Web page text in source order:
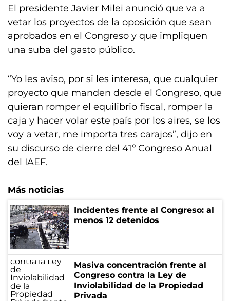
El presidente Javier Milei anunció que va a
vetar los proyectos de la oposición que sean
aprobados en el Congreso y que impliquen
una suba del gasto público.
“Yo les aviso, por si les interesa, que cualquier
proyecto que manden desde el Congreso, que
quieran romper el equilibrio fiscal, romper la
caja y hacer volar este país por los aires, se los
voy a vetar, me importa tres carajos”, dijo en
su discurso de cierre del 41º Congreso Anual
del IAEF.
Más noticias
Incidentes frente al Congreso: al
menos 12 detenidos
Masiva concentración frente al
Congreso contra la Ley de
Inviolabilidad de la Propiedad
Privada